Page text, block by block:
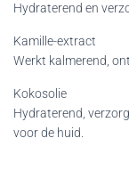
Hydraterend en
Kamille-extract
Werkt kalmerend,
Kokosolie
Hydraterend,
voor de huid.